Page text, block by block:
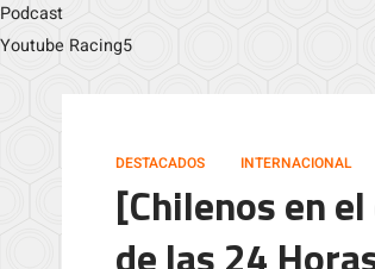
Podcast
Youtube Racing5
DESTACADOS INTERNACIONAL
[Chilenos en